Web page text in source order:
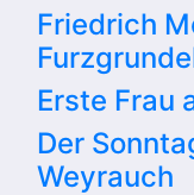
Friedrich
Erste Frau
Der
Weyrauch